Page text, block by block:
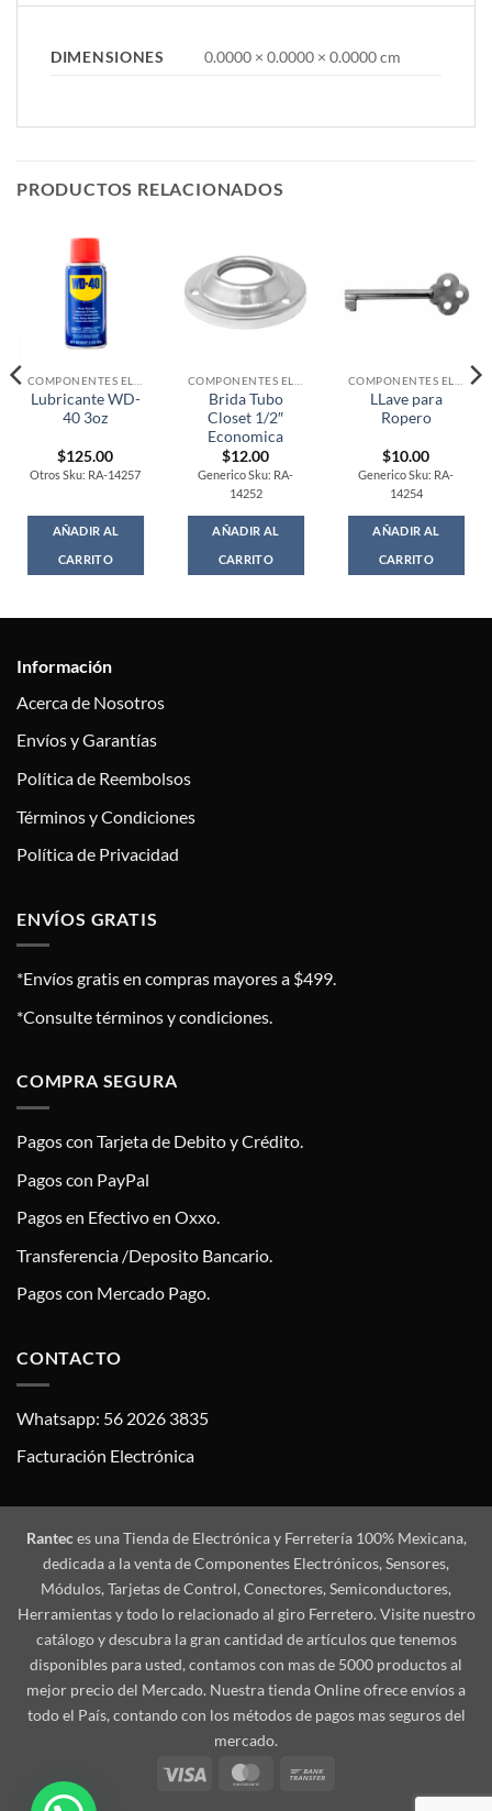
DIMENSIONES 0.0000 × 0.0000 × 0.0000 cm
PRODUCTOS RELACIONADOS
Lubricante WD-
40 3oz
$125.00
Otros Sku: RA-14257
AÑADIR AL
CARRITO
Brida Tubo
Closet 1/2″
Economica
$12.00
Generico Sku: RA-
14252
AÑADIR AL
CARRITO
LLave para
Ropero
$10.00
Generico Sku: RA-
14254
AÑADIR AL
CARRITO
Información
Acerca de Nosotros
Envíos y Garantías
Política de Reembolsos
Términos y Condiciones
Política de Privacidad
ENVÍOS GRATIS
*Envíos gratis en compras mayores a $499.
*Consulte términos y condiciones.
COMPRA SEGURA
Pagos con Tarjeta de Debito y Crédito.
Pagos con PayPal
Pagos en Efectivo en Oxxo.
Transferencia /Deposito Bancario.
Pagos con Mercado Pago.
CONTACTO
Whatsapp: 56 2026 3835
Facturación Electrónica
Ranteces una Tienda de Electrónica y Ferretería 100% Mexicana,
dedicada a la venta de Componentes Electrónicos, Sensores,
Módulos, Tarjetas de Control, Conectores, Semiconductores,
Herramientas y todo lo relacionado al giro Ferretero. Visite nuestro
catálogo y descubra la gran cantidad de artículos que tenemos
disponibles para usted, contamos con mas de 5000 productos al
mejor precio del Mercado. Nuestra tienda Online ofrece envíos a
todo el País, contando con los métodos de pagos mas seguros del
mercado.
Visa
MasterCard